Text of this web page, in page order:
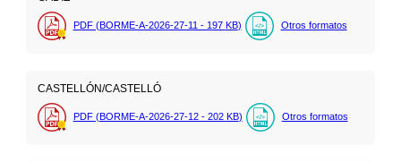
PDF (BORME-A-2026-27-11 - 197 KB) Otros formatos
CASTELLÓN/CASTELLÓ
PDF (BORME-A-2026-27-12 - 202 KB) Otros formatos